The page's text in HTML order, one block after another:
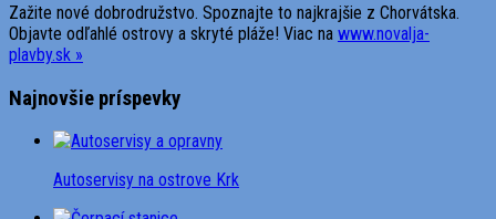
Zažite nové dobrodružstvo. Spoznajte to najkrajšie z Chorvátska.
Objavte odľahlé ostrovy a skryté pláže! Viac na www.novalja-
plavby.sk »
Najnovšie príspevky
Autoservisy na ostrove Krk